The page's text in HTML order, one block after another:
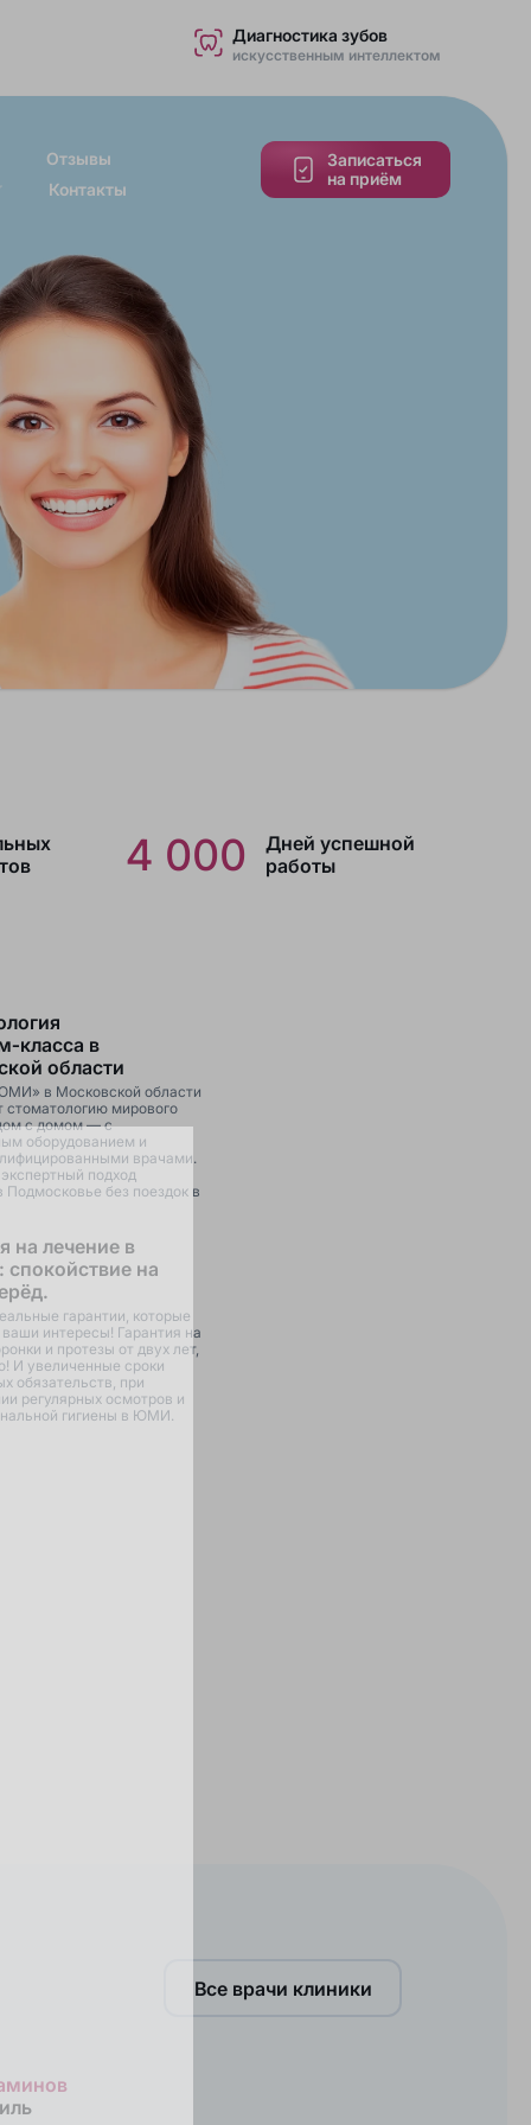
Диагностика зубов
искусственным интеллектом
Отзывы
Контакты
Записаться
на приём
4 000
Дней успешной
работы
в
области
в Московской области
стоматологию мирового
с домом — с
оборудованием и
врачами.
подход
Подмосковье без поездок в
на лечение в
на
гарантии, которые
интересы! Гарантия на
и протезы от двух лет,
И увеличенные сроки
обязательств, при
регулярных осмотров и
гигиены в ЮМИ.
Все врачи клиники